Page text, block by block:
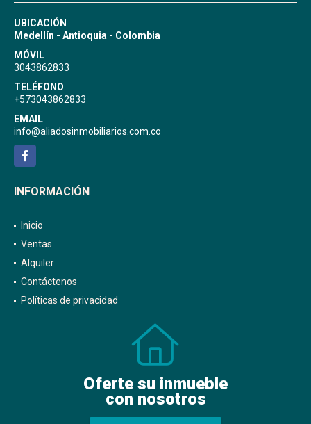
UBICACIÓN
Medellín - Antioquia - Colombia
MÓVIL
3043862833
TELÉFONO
+573043862833
EMAIL
info@aliadosinmobiliarios.com.co
Facebook
INFORMACIÓN
Inicio
Ventas
Alquiler
Contáctenos
Políticas de privacidad
Oferte su inmueble
con nosotros